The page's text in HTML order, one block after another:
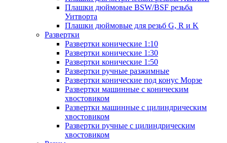
Плашки дюймовые BSW/BSF резьба
Уитворта
Плашки дюймовые для резьб G, R и K
Развертки
Развертки конические 1:10
Развертки конические 1:30
Развертки конические 1:50
Развертки ручные разжимные
Развертки конические под конус Морзе
Развертки машинные с коническим
хвостовиком
Развертки машинные с цилиндрическим
хвостовиком
Развертки ручные с цилиндрическим
хвостовиком